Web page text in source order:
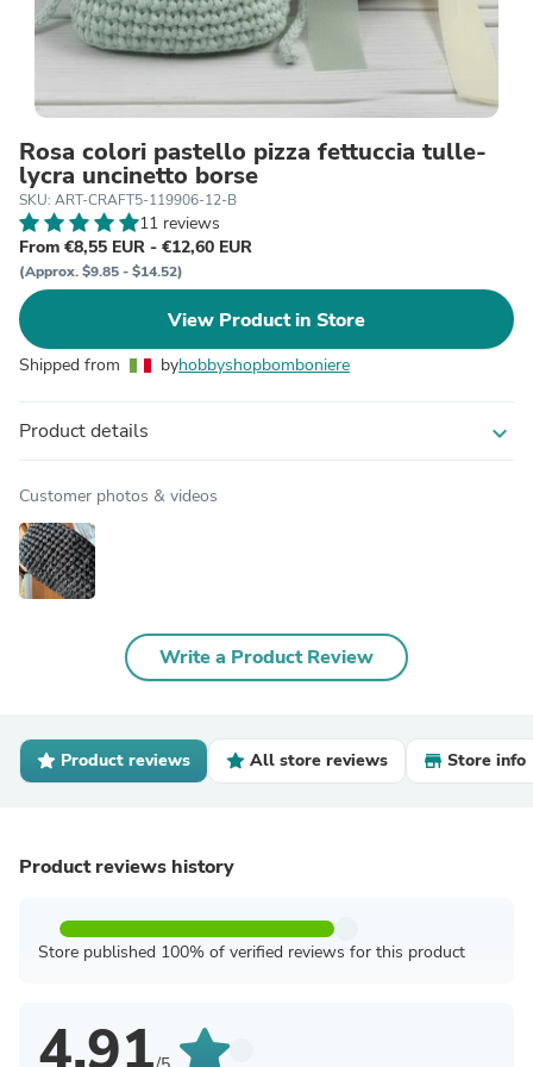
Rosa colori pastello pizza fettuccia tulle-
lycra uncinetto borse
SKU: ART-CRAFT5-119906-12-B
11 reviews
From €8,55 EUR - €12,60 EUR
(Approx. $9.85 - $14.52)
View Product in Store
Shipped from byhobbyshopbomboniere
Product details expand_more
Customer photos & videos
Write a Product Review
Product reviews All store reviews Store info
Product reviews history
Store published 100% of verified reviews for this product
4.91